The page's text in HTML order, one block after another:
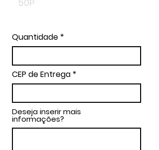
Quantidade
CEP de Entrega
Deseja inserir mais
informações?